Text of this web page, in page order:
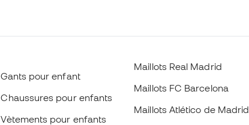
Gants pour enfant
Chaussures pour enfants
Vètements pour enfants
Maillots Real Madrid
Maillots FC Barcelona
Maillots Atlético de Madrid